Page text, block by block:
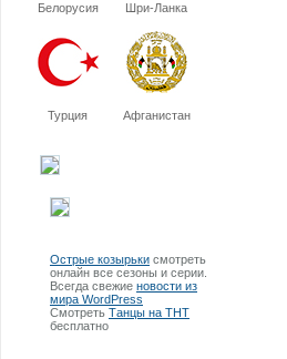
Белорусия Шри-Ланка
Турция Афганистан
Острые козырьки смотреть
онлайн все сезоны и серии.
Всегда свежие новости из
мира WordPress
Смотреть Танцы на ТНТ
бесплатно